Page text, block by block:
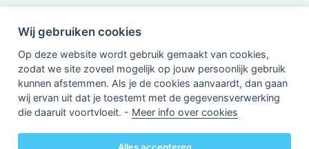
Verbonden Agent, BE0478416866
van KBC Verzekeringen nv
3000 Leuven - Belgie
Wij gebruiken cookies
Op deze website wordt gebruik gemaakt van cookies,
zodat we site zoveel mogelijk op jouw persoonlijk gebruik
kunnen afstemmen. Als je de cookies aanvaardt, dan gaan
wij ervan uit dat je toestemt met de gegevensverwerking
die daaruit voortvloeit. - Meer info over cookies